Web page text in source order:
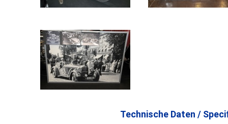
Technische Daten /